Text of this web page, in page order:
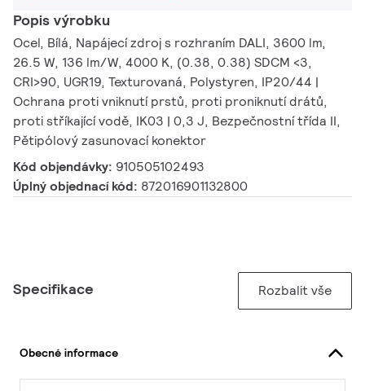
Popis výrobku
Ocel, Bílá, Napájecí zdroj s rozhraním DALI, 3600 lm,
26.5 W, 136 lm/W, 4000 K, (0.38, 0.38) SDCM <3,
CRI>90, UGR19, Texturovaná, Polystyren, IP20/44 |
Ochrana proti vniknutí prstů, proti proniknutí drátů,
proti stříkající vodě, IK03 | 0,3 J, Bezpečnostní třída II,
Pětipólový zasunovací konektor
Kód objendávky: 910505102493
Úplný objednací kód: 872016901132800
Specifikace Rozbalit vše
Obecné informace